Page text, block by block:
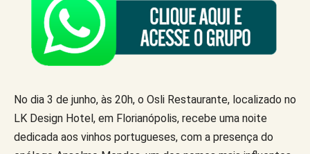
No dia 3 de junho, às 20h, o Osli Restaurante, localizado no
LK Design Hotel, em Florianópolis, recebe uma noite
dedicada aos vinhos portugueses, com a presença do